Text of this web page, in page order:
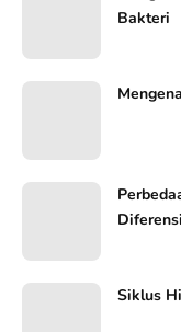
Bakteri
Siklus